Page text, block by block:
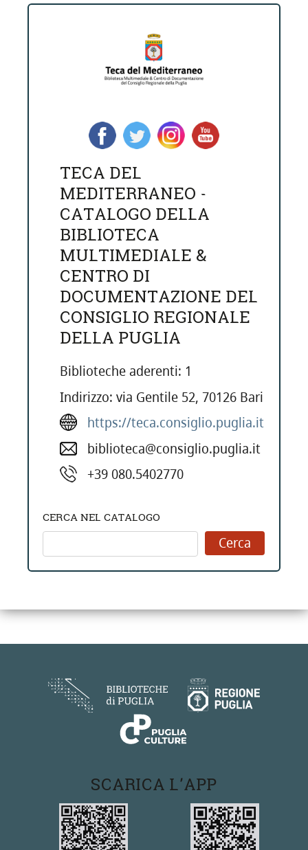
TECA DEL
MEDITERRANEO -
CATALOGO DELLA
BIBLIOTECA
MULTIMEDIALE &
CENTRO DI
DOCUMENTAZIONE DEL
CONSIGLIO REGIONALE
DELLA PUGLIA
Biblioteche aderenti: 1
Indirizzo: via Gentile 52, 70126 Bari
https://teca.consiglio.puglia.it
biblioteca@consiglio.puglia.it
+39 080.5402770
CERCA NEL CATALOGO
SCARICA L'APP